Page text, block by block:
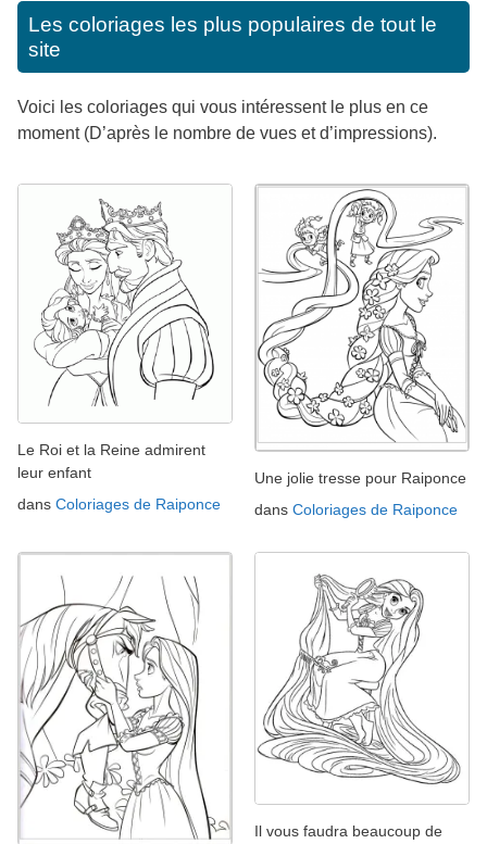
Les coloriages les plus populaires de tout le
site
Voici les coloriages qui vous intéressent le plus en ce
moment (D’après le nombre de vues et d’impressions).
Le Roi et la Reine admirent
leur enfant
dans Coloriages de Raiponce
Une jolie tresse pour Raiponce
dans Coloriages de Raiponce
Il vous faudra beaucoup de